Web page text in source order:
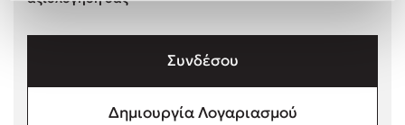
Sebastian Fitzek
Κατρίνα Τσάνταλη
Συνδέσου
Δημιουργία Λογαριασμού